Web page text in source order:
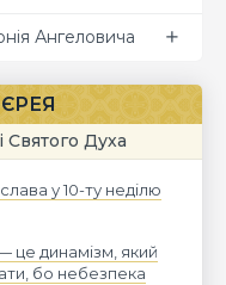
Ангеловича
Святого Духа
у 10-ту неділю
це динамізм, який
бо небезпека